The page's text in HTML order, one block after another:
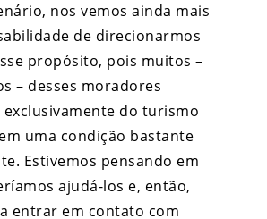
nos vemos ainda mais
de direcionarmos
propósito, pois muitos –
– desses moradores
exclusivamente do turismo
uma condição bastante
Estivemos pensando em
ajudá-los e, então,
entrar em contato com